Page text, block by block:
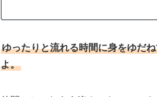
ゆったりと流れる時間に身をゆだ
よ。